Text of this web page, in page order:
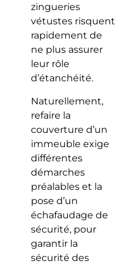
zingueries
vétustes risquent
rapidement de
ne plus assurer
leur rôle
d’étanchéité.
Naturellement,
refaire la
couverture d’un
immeuble exige
différentes
démarches
préalables et la
pose d’un
échafaudage de
sécurité, pour
garantir la
sécurité des